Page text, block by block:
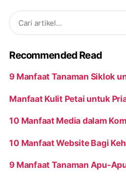
Search
for:
Recommended Read
9 Manfaat Tanaman Siklok
Manfaat Kulit Petai untuk
10 Manfaat Media dalam
10 Manfaat Website Bagi
9 Manfaat Tanaman Apu-